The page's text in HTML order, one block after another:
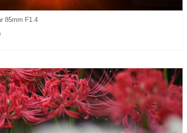
85mm F1.4